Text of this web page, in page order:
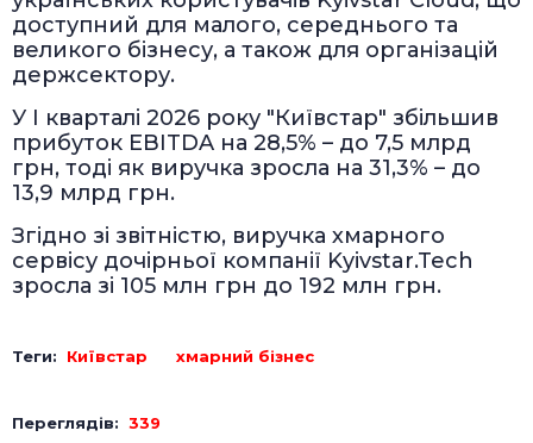
доступний для малого, середнього та
великого бізнесу, а також для організацій
держсектору.
У І кварталі 2026 року "Київстар" збільшив
прибуток EBITDA на 28,5% – до 7,5 млрд
грн, тоді як виручка зросла на 31,3% – до
13,9 млрд грн.
Згідно зі звітністю, виручка хмарного
сервісу дочірньої компанії Kyivstar.Tech
зросла зі 105 млн грн до 192 млн грн.
Теги: Київстар хмарний бізнес
Переглядів: 339